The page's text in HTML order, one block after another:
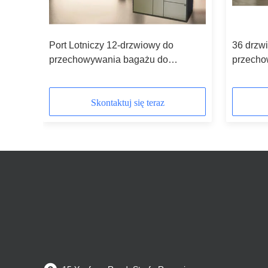
Port Lotniczy 12-drzwiowy do
przechowywania bagażu do
reklamową
Skontaktuj się teraz
36
stalową